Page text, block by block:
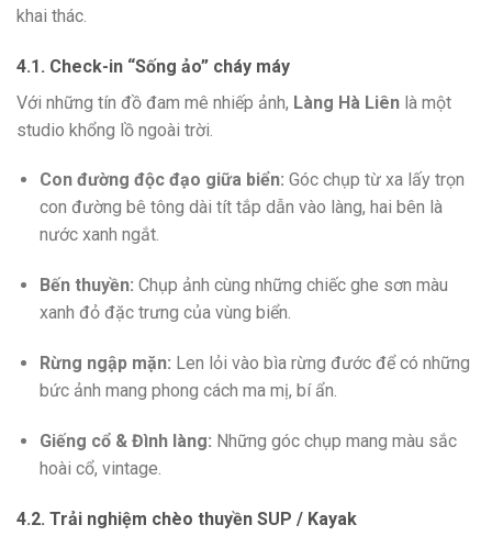
khai thác.
4.1. Check-in “Sống ảo” cháy máy
Với những tín đồ đam mê nhiếp ảnh, Làng Hà Liên là một
studio khổng lồ ngoài trời.
Con đường độc đạo giữa biển: Góc chụp từ xa lấy trọn
con đường bê tông dài tít tắp dẫn vào làng, hai bên là
nước xanh ngắt.
Bến thuyền: Chụp ảnh cùng những chiếc ghe sơn màu
xanh đỏ đặc trưng của vùng biển.
Rừng ngập mặn: Len lỏi vào bìa rừng đước để có những
bức ảnh mang phong cách ma mị, bí ẩn.
Giếng cổ & Đình làng: Những góc chụp mang màu sắc
hoài cổ, vintage.
4.2. Trải nghiệm chèo thuyền SUP / Kayak